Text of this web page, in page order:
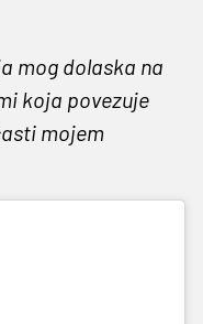
mog dolaska na
koja povezuje
mojem